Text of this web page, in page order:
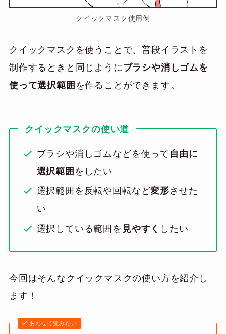
クイックマスク使用例
クイックマスクを使うことで、普段イラストを
制作するときと同じように ブラシや消しゴムを
使って選択範囲 を作ることができます。
クイックマスクの使い道
ブラシや消しゴムなどを使って 自由に
選択範囲 をしたい
選択範囲を反転や回転など変形させた
い
選択している範囲を 見やすく したい
今回はそんなクイックマスクの使い方を紹介し
ます！
あわせて読みたい